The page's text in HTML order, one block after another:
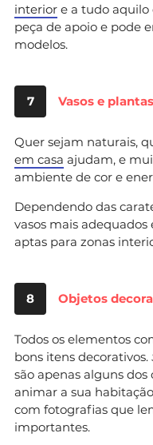
interior e a tudo
peça de apoio e pode
modelos.
7 Vasos e plantas
Quer sejam naturais,
em casa ajudam, e
ambiente de cor e
Dependendo das
vasos mais adequados
aptas para zonas
8 Objetos
Todos os elementos
bons itens decorativos.
são apenas alguns
animar a sua
com fotografias que
importantes.